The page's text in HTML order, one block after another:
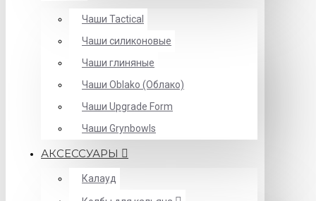
Чаши Tactical
Чаши силиконовые
Чаши глиняные
Чаши Oblako (Облако)
Чаши Upgrade Form
Чаши Grynbowls
АКСЕССУАРЫ
Калауд